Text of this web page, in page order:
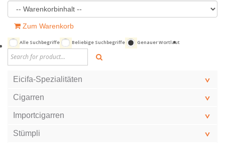
Zum Warenkorb
Alle Suchbegriffe Beliebige Suchbegriffe Genauer Wortlaut
Eicifa-Spezialitäten
Cigarren
Importcigarren
Stümpli